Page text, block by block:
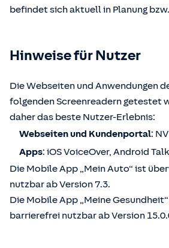
befindet sich aktuell in Planung
Hinweise für Nutzer
Die Webseiten und Anwendungen
folgenden Screenreadern getestet
daher das beste Nutzer-Erlebnis:
Webseiten und Kundenportal:
Apps: iOS VoiceOver, Android
Die Mobile App „Mein Auto“ ist
nutzbar ab Version 7.3.
Die Mobile App „Meine
barrierefrei nutzbar ab Version